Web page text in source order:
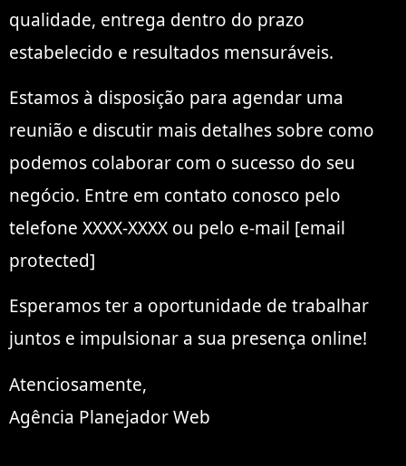
qualidade, entrega dentro do prazo
estabelecido e resultados mensuráveis.
Estamos à disposição para agendar uma
reunião e discutir mais detalhes sobre como
podemos colaborar com o sucesso do seu
negócio. Entre em contato conosco pelo
telefone XXXX-XXXX ou pelo e-mail [email
protected]
Esperamos ter a oportunidade de trabalhar
juntos e impulsionar a sua presença online!
Atenciosamente,
Agência Planejador Web